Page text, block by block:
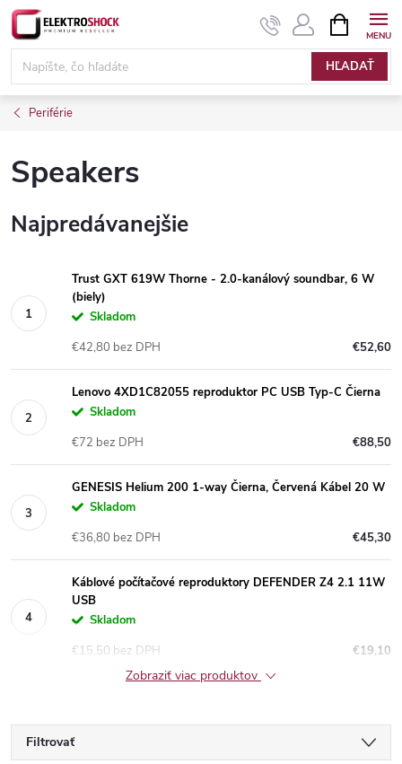
Prejsť
na
obsah
HĽADAŤ
KOŠÍK
Periférie
Speakers
Najpredávanejšie
Trust GXT 619W Thorne - 2.0-kanálový soundbar, 6 W
(biely)
Skladom
€52,60
€42,80 bez DPH
Lenovo 4XD1C82055 reproduktor PC USB Typ-C Čierna
Skladom
€88,50
€72 bez DPH
GENESIS Helium 200 1-way Čierna, Červená Kábel 20 W
Skladom
€45,30
€36,80 bez DPH
Káblové počítačové reproduktory DEFENDER Z4 2.1 11W
USB
Skladom
€19,10
€15,50 bez DPH
Zobraziť viac produktov
Filtrovať